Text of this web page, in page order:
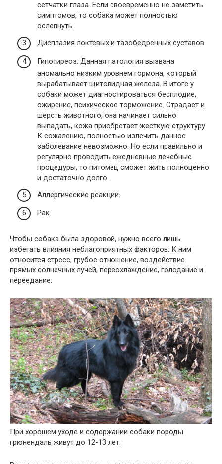
сетчатки глаза. Если своевременно не заметить
симптомов, то собака может полностью
ослепнуть.
Дисплазия локтевых и тазобедренных суставов.
Гипотиреоз. Данная патология вызвана
аномально низким уровнем гормона, который
вырабатывает щитовидная железа. В итоге у
собаки может диагностироваться бесплодие,
ожирение, психическое торможение. Страдает и
шерсть животного, она начинает сильно
выпадать, кожа приобретает жесткую структуру.
К сожалению, полностью излечить данное
заболевание невозможно. Но если правильно и
регулярно проводить ежедневные лечебные
процедуры, то питомец сможет жить полноценно
и достаточно долго.
Аллергические реакции.
Рак.
Чтобы собака была здоровой, нужно всего лишь
избегать влияния неблагоприятных факторов. К ним
относится стресс, грубое отношение, воздействие
прямых солнечных лучей, переохлаждение, голодание и
переедание.
При хорошем уходе и содержании собаки породы
грюнендаль живут до 12-13 лет.